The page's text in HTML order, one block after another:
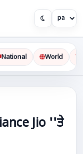
National World
Jio ''ਤੇ